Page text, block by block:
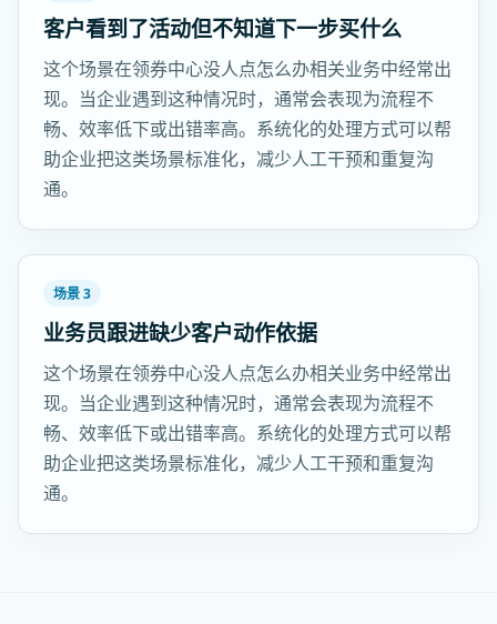
客户看到了活动但不知道下一步买什么
这个场景在领券中心没人点怎么办相关业务中经常出
现。当企业遇到这种情况时，通常会表现为流程不
畅、效率低下或出错率高。系统化的处理方式可以帮
助企业把这类场景标准化，减少人工干预和重复沟
通。
场景 3
业务员跟进缺少客户动作依据
这个场景在领券中心没人点怎么办相关业务中经常出
现。当企业遇到这种情况时，通常会表现为流程不
畅、效率低下或出错率高。系统化的处理方式可以帮
助企业把这类场景标准化，减少人工干预和重复沟
通。